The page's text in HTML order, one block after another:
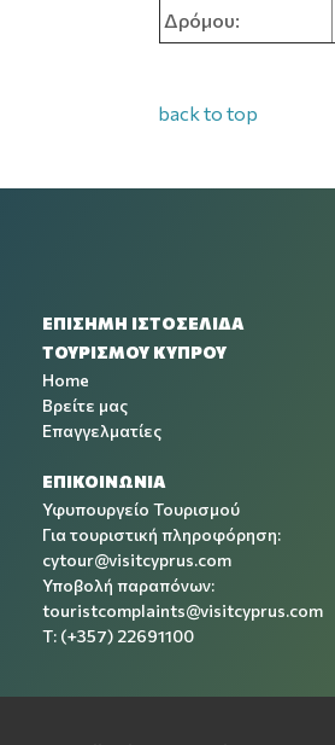
Δρόμου:
back to top
ΕΠΙΣΗΜΗ ΙΣΤΟΣΕΛΙΔΑ
ΤΟΥΡΙΣΜΟΥ ΚΥΠΡΟΥ
Home
Βρείτε μας
Επαγγελματίες
ΕΠΙΚΟΙΝΩΝΙΑ
Υφυπουργείο Τουρισμού
Για τουριστική πληροφόρηση:
cytour@visitcyprus.com
Υποβολή παραπόνων:
touristcomplaints@visitcyprus.com
T: (+357) 22691100